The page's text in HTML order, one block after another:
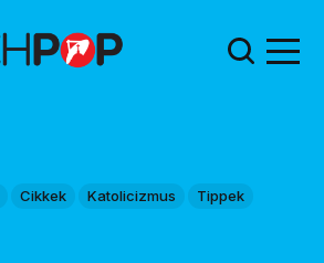
Cikkek Katolicizmus Tippek